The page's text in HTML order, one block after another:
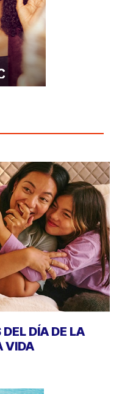
DÍA DE LA
VIDA